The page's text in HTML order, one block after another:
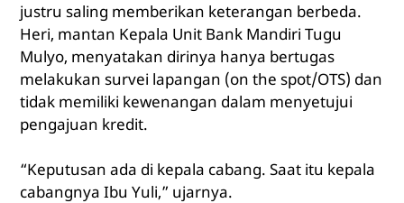
justru saling memberikan keterangan berbeda.
Heri, mantan Kepala Unit Bank Mandiri Tugu
Mulyo, menyatakan dirinya hanya bertugas
melakukan survei lapangan (on the spot/OTS) dan
tidak memiliki kewenangan dalam menyetujui
pengajuan kredit.
“Keputusan ada di kepala cabang. Saat itu kepala
cabangnya Ibu Yuli,” ujarnya.